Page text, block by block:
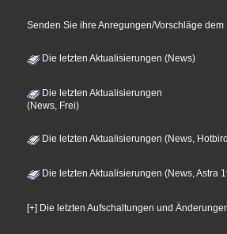
Senden Sie ihre Anregungen/Vorschläge dem
Die letzten Aktualisierungen (News)
Die letzten Aktualisierungen
(News, Frei)
Die letzten Aktualisierungen (News,
Die letzten Aktualisierungen (News, Astra
[+] Die letzten Aufschaltungen und